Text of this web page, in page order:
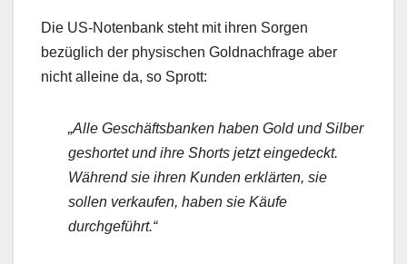
Die US-Notenbank steht mit ihren Sorgen
bezüglich der physischen Goldnachfrage aber
nicht alleine da, so Sprott:
„Alle Geschäftsbanken haben Gold und Silber
geshortet und ihre Shorts jetzt eingedeckt.
Während sie ihren Kunden erklärten, sie
sollen verkaufen, haben sie Käufe
durchgeführt.“